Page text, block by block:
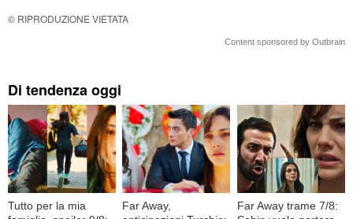
© RIPRODUZIONE VIETATA
Content sponsored by Outbrain
Di tendenza oggi
Tutto per la mia
Far Away,
Far Away trame 7/8: